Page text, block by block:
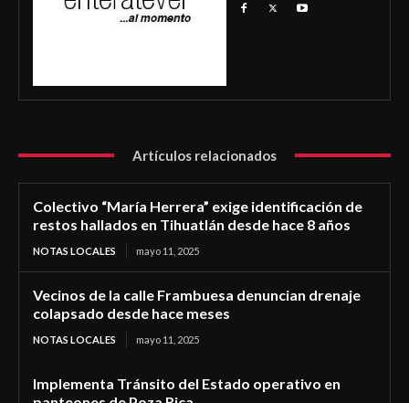
Artículos relacionados
Colectivo “María Herrera” exige identificación de
restos hallados en Tihuatlán desde hace 8 años
NOTAS LOCALES mayo 11, 2025
Vecinos de la calle Frambuesa denuncian drenaje
colapsado desde hace meses
NOTAS LOCALES mayo 11, 2025
Implementa Tránsito del Estado operativo en